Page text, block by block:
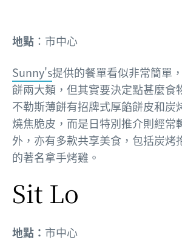
地點 ：市中心
Sunny's提供的餐單看似非常簡單
餅兩大類，但其實要決定點甚麼食
不勒斯薄餅有招牌式厚餡餅皮和炭
燒焦脆皮，而是日特別推介則經常
外，亦有多款共享美食，包括炭烤
的著名拿手烤雞。
Sit Lo
地點： 市中心